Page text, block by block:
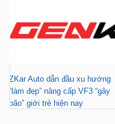
ZKar Auto dẫn đầu xu hướng
“làm đẹp” nâng cấp VF3 “gây
bão” giới trẻ hiện nay